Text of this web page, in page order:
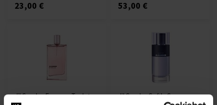
23,00 € 53,00 €
Jil Sander Everose Toaletna
Jil Sander Softly Serene